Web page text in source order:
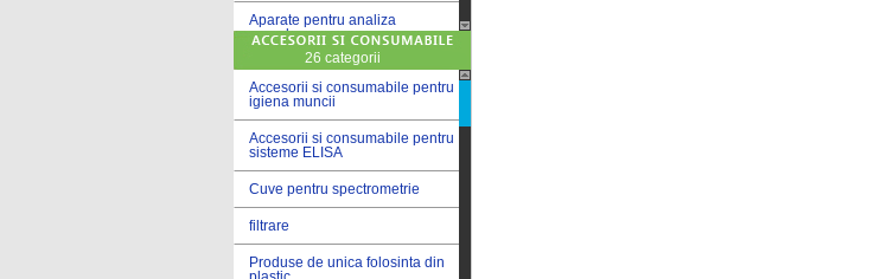
Aparate pentru analiza
cereale
Aparate pentru testare lacuri
si vopsele
Aparate pentru testare lapte
Autoclave
Bai de apa
Bai de apa vibrate
Bai de calibrare
26 categorii
Accesorii si consumabile pentru
igiena muncii
Accesorii si consumabile pentru
sisteme ELISA
Cuve pentru spectrometrie
filtrare
Produse de unica folosinta din